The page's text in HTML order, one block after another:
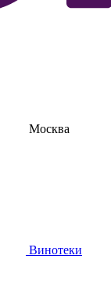
Москва
Винотеки